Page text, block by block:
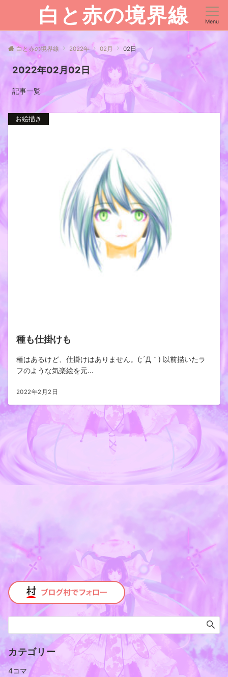
白と赤の境界線 Menu
白と赤の境界線 2022年 02月 02日
2022年02月02日
記事一覧
お絵描き
種も仕掛けも
種はあるけど、仕掛けはありません。(;´Д｀) 以前描いたラ
フのような気楽絵を元...
2022年2月2日
カテゴリー
4コマ